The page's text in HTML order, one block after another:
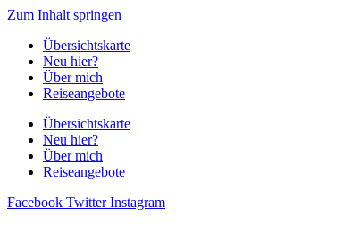
Zum Inhalt springen
Übersichtskarte
Neu hier?
Über mich
Reiseangebote
Übersichtskarte
Neu hier?
Über mich
Reiseangebote
Facebook Twitter Instagram